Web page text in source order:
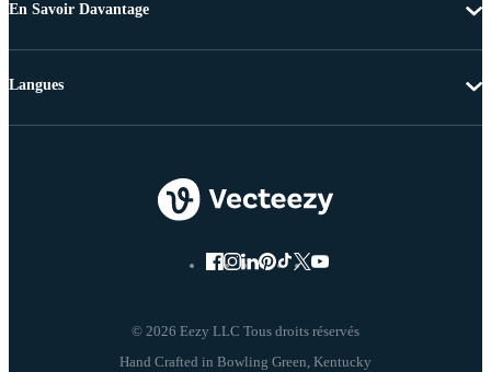
En Savoir Davantage
© 2026 Eezy LLC Tous droits réservés
Langues